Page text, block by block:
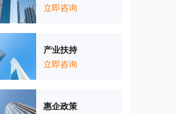
立即咨询
产业扶持
立即咨询
惠企政策